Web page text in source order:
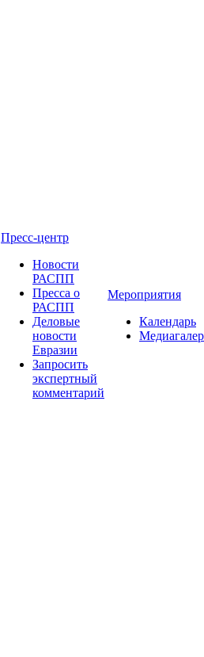
Пресс-центр
Новости
РАСПП
Пресса о
РАСПП
Деловые
новости
Евразии
Запросить
экспертный
комментарий
Мероприятия
Календарь